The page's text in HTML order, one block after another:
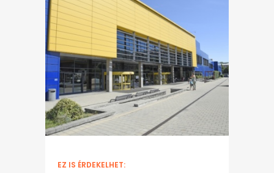
EZ IS ÉRDEKELHET: